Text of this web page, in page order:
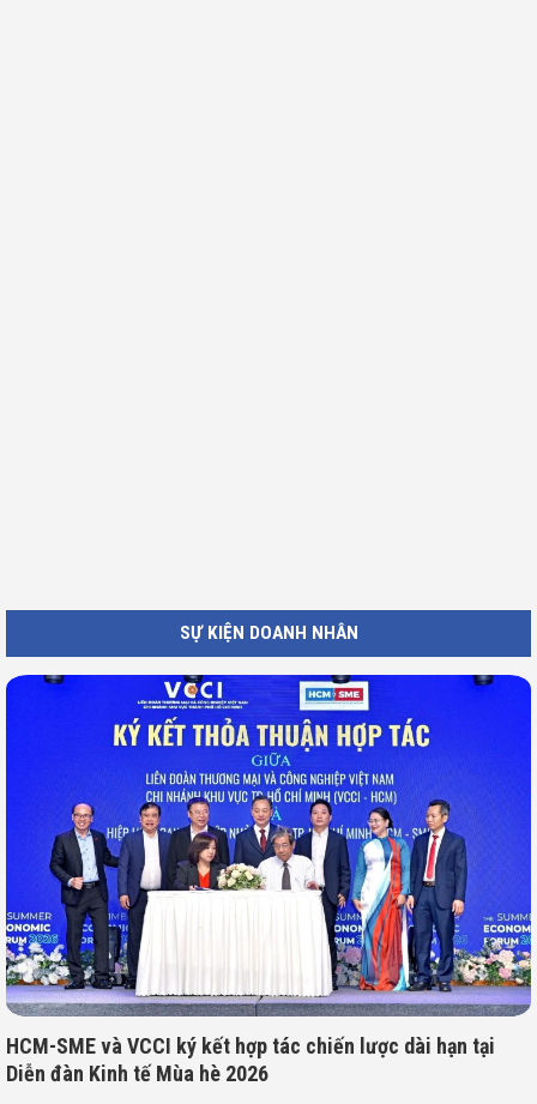
SỰ KIỆN DOANH NHÂN
HCM-SME và VCCI ký kết hợp tác chiến lược dài hạn tại
Diễn đàn Kinh tế Mùa hè 2026